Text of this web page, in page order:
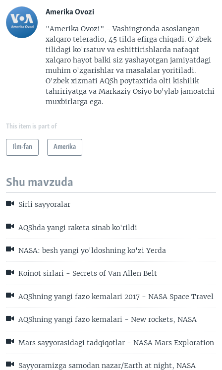
Amerika Ovozi
"Amerika Ovozi" - Vashingtonda asoslangan
xalqaro teleradio, 45 tilda efirga chiqadi. O'zbek
tilidagi ko'rsatuv va eshittirishlarda nafaqat
xalqaro hayot balki siz yashayotgan jamiyatdagi
muhim o'zgarishlar va masalalar yoritiladi.
O'zbek xizmati AQSh poytaxtida olti kishilik
tahririyatga va Markaziy Osiyo bo'ylab jamoatchi
muxbirlarga ega.
This item is part of
Ilm-fan Amerika
Shu mavzuda
Sirli sayyoralar
AQShda yangi raketa sinab ko'rildi
NASA: besh yangi yo'ldoshning ko'zi Yerda
Koinot sirlari - Secrets of Van Allen Belt
AQShning yangi fazo kemalari 2017 - NASA Space Travel
AQShning yangi fazo kemalari - New rockets, NASA
Mars sayyorasidagi tadqiqotlar - NASA Mars Exploration
Sayyoramizga samodan nazar/Earth at night, NASA